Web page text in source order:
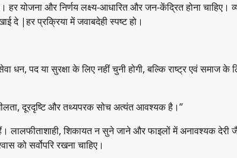
योजना और निर्णय लक्ष्य-आधारित और जन-केंद्रित होना चाहिए।
दे |हर प्रक्रिया में जवाबदेही स्पष्ट हो।
धन, पद या सुरक्षा के लिए नहीं चुनी होगी, बल्कि राष्ट्र एवं समाज
दूरदृष्टि और तथ्यपरक सोच अत्यंत आवश्यक है।”
शिकायत न सुने जाने और फाइलों में अनावश्यक देरी
को सर्वोपरि रखना चाहिए।